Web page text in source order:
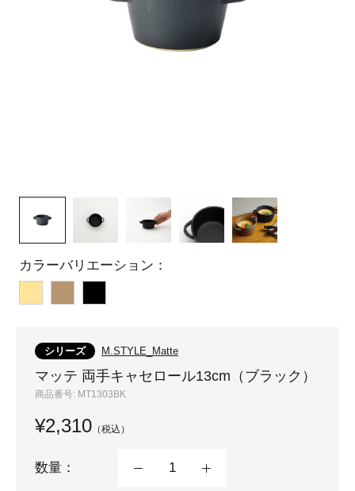
カラーバリエーション：
ン
ク
シリーズ M.STYLE_Matte
マッテ 両手キャセロール13cm（ブラック）
商品番号: MT1303BK
¥2,310 （税込）
数量：